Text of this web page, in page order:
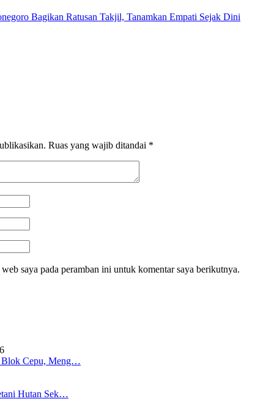
Bagikan Ratusan Takjil, Tanamkan Empati Sejak Dini
Ruas yang wajib ditandai *
saya pada peramban ini untuk komentar saya berikutnya.
Blok Cepu, Meng…
Hutan Sek…